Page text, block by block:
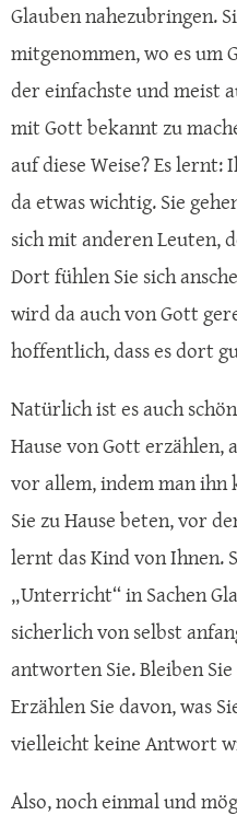
Glauben nahezubringen.
mitgenommen, wo es um
der einfachste und meist
mit Gott bekannt zu
auf diese Weise? Es
da etwas wichtig. Sie
sich mit anderen Leuten,
Dort fühlen Sie sich
wird da auch von Gott
hoffentlich, dass es dort
Natürlich ist es auch
Hause von Gott erzählen,
vor allem, indem man
Sie zu Hause beten, vor
lernt das Kind von Ihnen.
„Unterricht“ in Sachen
sicherlich von selbst
antworten Sie. Bleiben
Erzählen Sie davon, was
vielleicht keine Antwort
Also, noch einmal und